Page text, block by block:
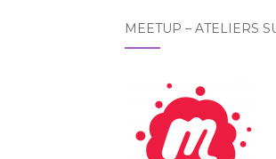
MEETUP – ATELIERS